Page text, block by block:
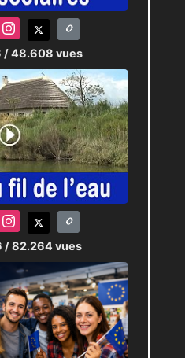
/ 48.608 vues
/ 82.264 vues